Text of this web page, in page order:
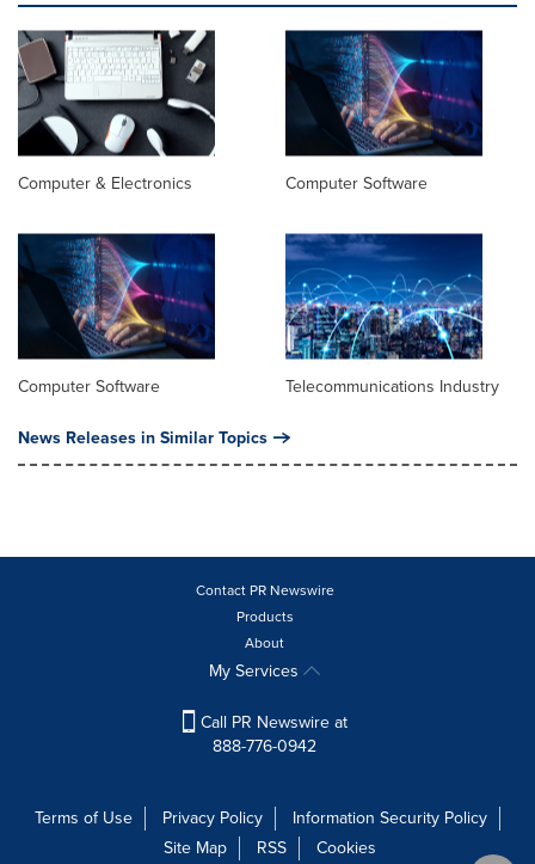
Computer & Electronics Computer Software
Computer Software Telecommunications Industry
News Releases in Similar Topics
Contact PR Newswire
Products
About
My Services
Call PR Newswire at
888-776-0942
Terms of Use Privacy Policy
Information Security Policy
Site Map
RSS Cookies